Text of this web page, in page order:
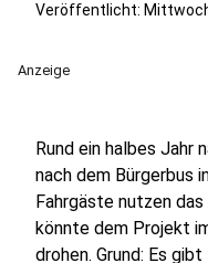
Veröffentlicht:
Anzeige
Rund ein halbes Jahr
nach dem Bürgerbus
Fahrgäste nutzen
könnte dem Projekt
drohen. Grund: Es